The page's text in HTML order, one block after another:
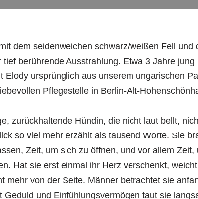
dem seidenweichen schwarz/weißen Fell und
tief berührende Ausstrahlung. Etwa 3 Jahre jung
Elody ursprünglich aus unserem ungarischen
Pflegestelle in Berlin-Alt-
zurückhaltende Hündin, die nicht laut bellt,
so viel mehr erzählt als tausend Worte. Sie
Zeit, um sich zu öffnen, und vor allem Zeit,
Hat sie erst einmal ihr Herz verschenkt,
mehr von der Seite. Männer betrachtet sie
Geduld und Einfühlungsvermögen taut sie